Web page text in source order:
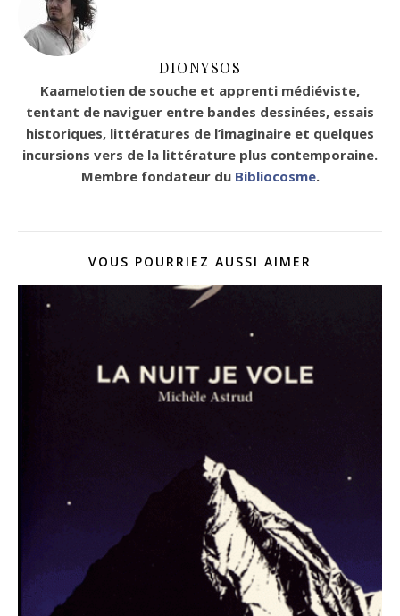
DIONYSOS
Kaamelotien de souche et apprenti médiéviste,
tentant de naviguer entre bandes dessinées, essais
historiques, littératures de l’imaginaire et quelques
incursions vers de la littérature plus contemporaine.
Membre fondateur du Bibliocosme.
VOUS POURRIEZ AUSSI AIMER